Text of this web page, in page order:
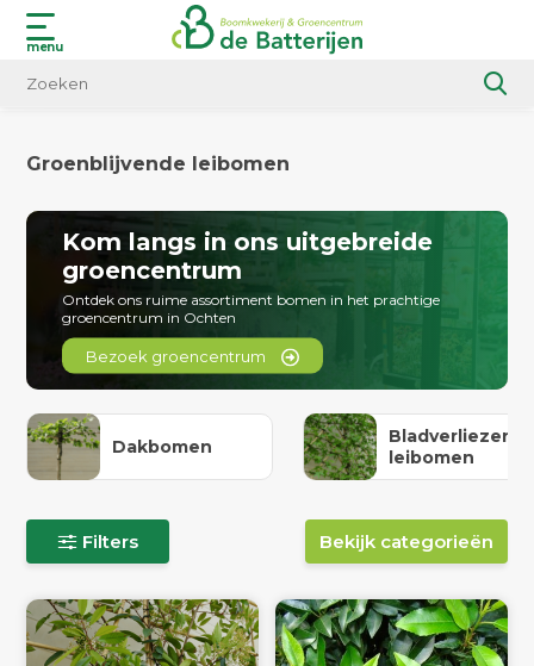
menu
Groenblijvende leibomen
Kom langs in ons uitgebreide
groencentrum
Ontdek ons ruime assortiment bomen in het prachtige
groencentrum in Ochten
Bezoek groencentrum
Dakbomen
leibomen
Filters Bekijk categorieën